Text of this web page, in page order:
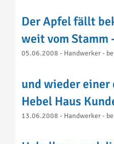
Der Apfel fällt
weit vom Stamm
der Hebel Haus
05.06.2008 - Handwerker -
und wieder einer
Hebel Haus
13.06.2008 - Handwerker -